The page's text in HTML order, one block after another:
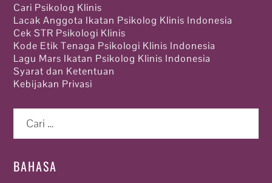
Cari Psikolog Klinis
Lacak Anggota Ikatan Psikolog Klinis Indonesia
Cek STR Psikologi Klinis
Kode Etik Tenaga Psikologi Klinis Indonesia
Lagu Mars Ikatan Psikolog Klinis Indonesia
Syarat dan Ketentuan
Kebijakan Privasi
untuk:
BAHASA